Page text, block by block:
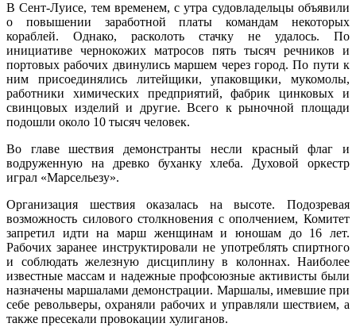
В Сент-Луисе, тем временем, с утра судовладельцы объявили
о повышении заработной платы командам некоторых
кораблей. Однако, расколоть стачку не удалось. По
инициативе чернокожих матросов пять тысяч речников и
портовых рабочих двинулись маршем через город. По пути к
ним присоединялись литейщики, упаковщики, мукомолы,
работники химических предприятий, фабрик цинковых и
свинцовых изделий и другие. Всего к рыночной площади
подошли около 10 тысяч человек.
Во главе шествия демонстранты несли красный флаг и
водруженную на древко буханку хлеба. Духовой оркестр
играл «Марсельезу».
Организация шествия оказалась на высоте. Подозревая
возможность силового столкновения с ополчением, Комитет
запретил идти на марш женщинам и юношам до 16 лет.
Рабочих заранее инструктировали не употреблять спиртного
и соблюдать железную дисциплину в колоннах. Наиболее
известные массам и надежные профсоюзные активисты были
назначены маршалами демонстрации. Маршалы, имевшие при
себе револьверы, охраняли рабочих и управляли шествием, а
также пресекали провокации хулиганов.